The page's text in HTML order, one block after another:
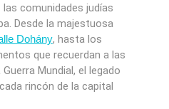
comunidades judías
Desde la majestuosa
Dohány, hasta los
que recuerdan a las
Mundial, el legado
rincón de la capital